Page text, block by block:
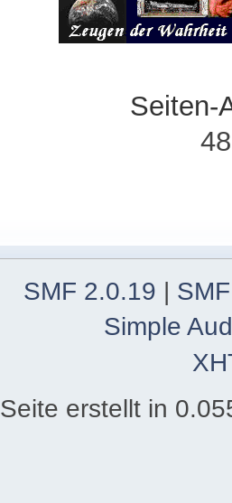
Seiten-
SMF 2.0.19
Simple
Seite erstellt in